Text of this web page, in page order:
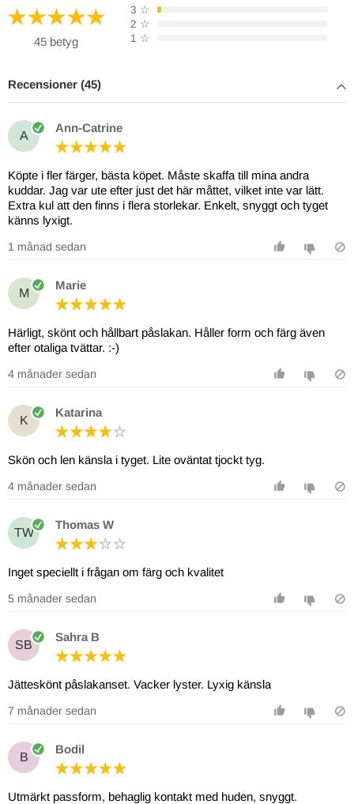
45 betyg
3 ☆
2 ☆
1 ☆
Recensioner (45)
A
Ann-Catrine
Köpte i fler färger, bästa köpet. Måste skaffa till mina andra
kuddar. Jag var ute efter just det här måttet, vilket inte var lätt.
Extra kul att den finns i flera storlekar. Enkelt, snyggt och tyget
känns lyxigt.
1 månad sedan
M
Marie
Härligt, skönt och hållbart påslakan. Håller form och färg även
efter otaliga tvättar. :-)
4 månader sedan
K
Katarina
Skön och len känsla i tyget. Lite oväntat tjockt tyg.
4 månader sedan
TW
Thomas W
Inget speciellt i frågan om färg och kvalitet
5 månader sedan
SB
Sahra B
Jätteskönt påslakanset. Vacker lyster. Lyxig känsla
7 månader sedan
B
Bodil
Utmärkt passform, behaglig kontakt med huden, snyggt.